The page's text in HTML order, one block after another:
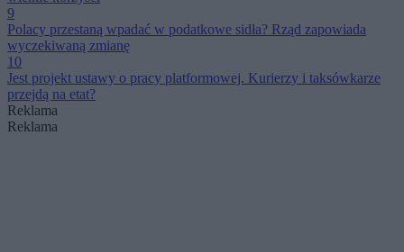
9
Polacy przestaną wpadać w podatkowe sidła? Rząd zapowiada
wyczekiwaną zmianę
10
Jest projekt ustawy o pracy platformowej. Kurierzy i taksówkarze
przejdą na etat?
Reklama
Reklama